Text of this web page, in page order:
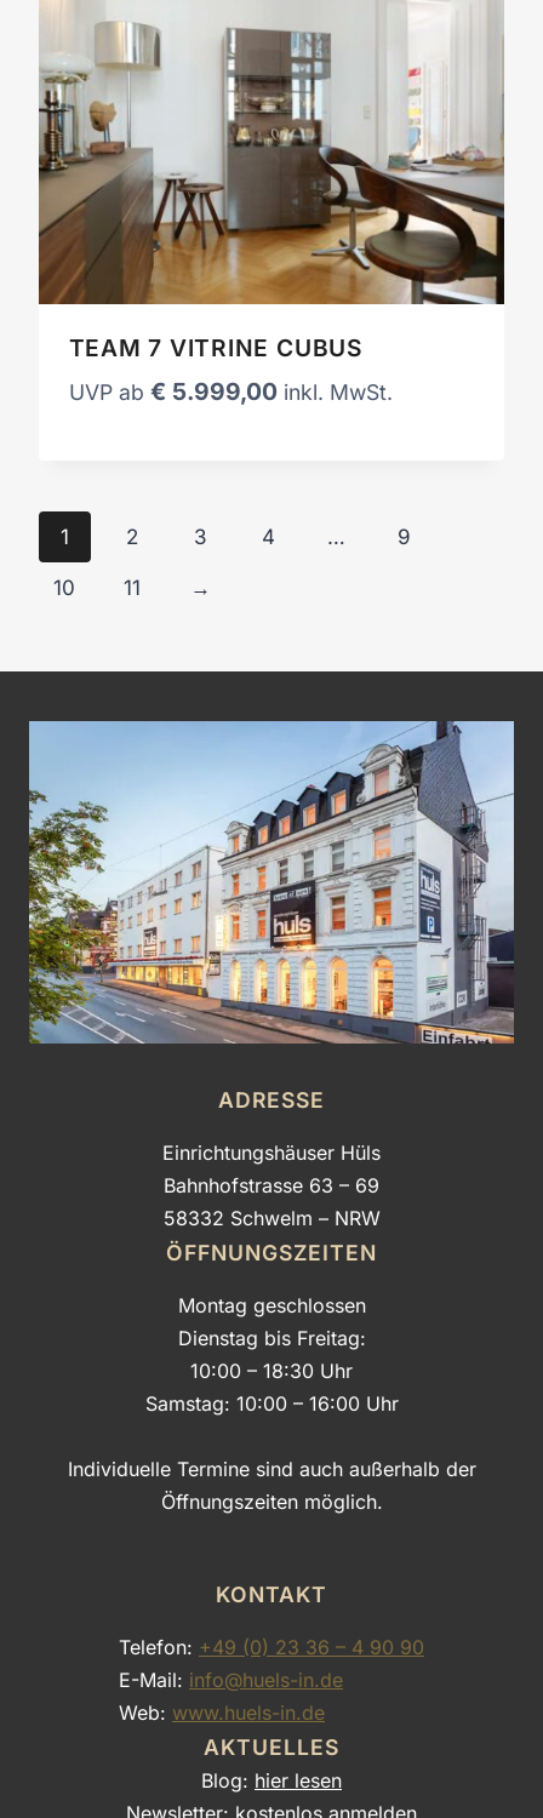
TEAM 7 VITRINE CUBUS
UVP ab € 5.999,00 inkl. MwSt.
1 2 3 4 … 9
10 11 →
ADRESSE
Einrichtungshäuser Hüls
Bahnhofstrasse 63 – 69
58332 Schwelm – NRW
ÖFFNUNGSZEITEN
Montag geschlossen
Dienstag bis Freitag:
10:00 – 18:30 Uhr
Samstag: 10:00 – 16:00 Uhr
Individuelle Termine sind auch außerhalb der
Öffnungszeiten möglich.
KONTAKT
Telefon: +49 (0) 23 36 – 4 90 90
E-Mail: info@huels-in.de
Web: www.huels-in.de
AKTUELLES
Blog: hier lesen